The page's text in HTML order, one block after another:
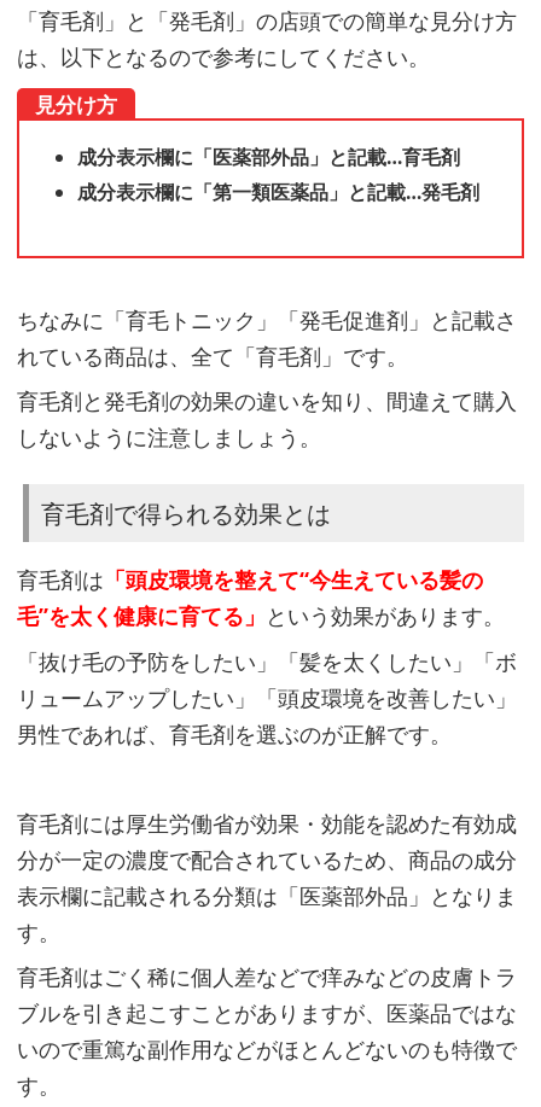
で
得
ら
る
効
は
発
毛
で
ら
れ
る
効
果
②
剤
の
配
「育毛剤」と「発毛剤」の店頭での簡単な見分け方
は、以下となるので参考にしてください。
見分け方
成分表示欄に「医薬部外品」と記載…育毛剤
成分表示欄に「第一類医薬品」と記載…発毛剤
ちなみに「育毛トニック」「発毛促進剤」と記載さ
れている商品は、全て「育毛剤」です。
育毛剤と発毛剤の効果の違いを知り、間違えて購入
しないように注意しましょう。
育毛剤で得られる効果とは
育毛剤は 「頭皮環境を整えて“今生えている髪の
毛”を太く健康に育てる」 という効果があります。
「抜け毛の予防をしたい」「髪を太くしたい」「ボ
リュームアップしたい」「頭皮環境を改善したい」
男性であれば、育毛剤を選ぶのが正解です。
育毛剤には厚生労働省が効果・効能を認めた有効成
分が一定の濃度で配合されているため、商品の成分
表示欄に記載される分類は「医薬部外品」となりま
す。
育毛剤はごく稀に個人差などで痒みなどの皮膚トラ
ブルを引き起こすことがありますが、医薬品ではな
いので重篤な副作用などがほとんどないのも特徴で
す。